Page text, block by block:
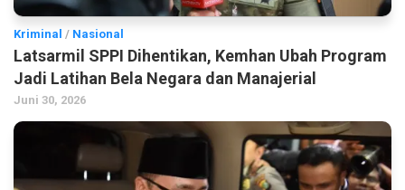
Kriminal / Nasional
Latsarmil SPPI Dihentikan, Kemhan Ubah Program
Jadi Latihan Bela Negara dan Manajerial
Juni 30, 2026